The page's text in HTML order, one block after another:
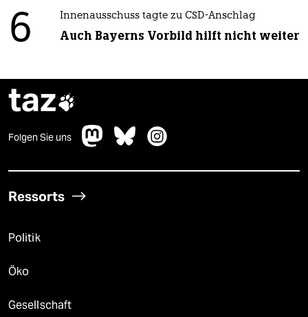
6 Innenausschuss tagte zu CSD-Anschlag
Auch Bayerns Vorbild hilft nicht weiter
taz
Folgen Sie uns
Ressorts
Politik
Öko
Gesellschaft